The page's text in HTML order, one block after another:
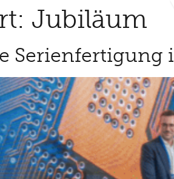
Jubiläum
Serienfertigung